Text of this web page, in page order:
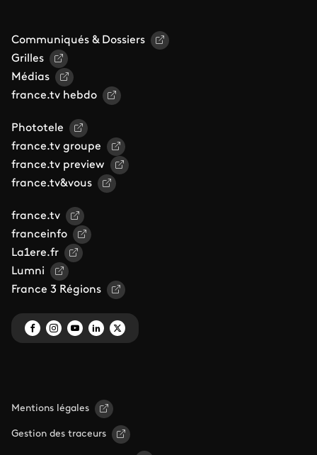
Communiqués & Dossiers
Grilles
Médias
france.tv hebdo
Phototele
france.tv groupe
france.tv preview
france.tv&vous
france.tv
franceinfo
La1ere.fr
Lumni
France 3 Régions
Mentions légales
Gestion des traceurs